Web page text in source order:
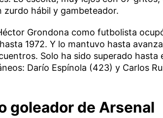
zurdo hábil y gambeteador.
Grondona como futbolista
1972. Y lo mantuvo hasta
Solo ha sido superado
Darío Espínola (423) y Carlos
goleador de Arsenal